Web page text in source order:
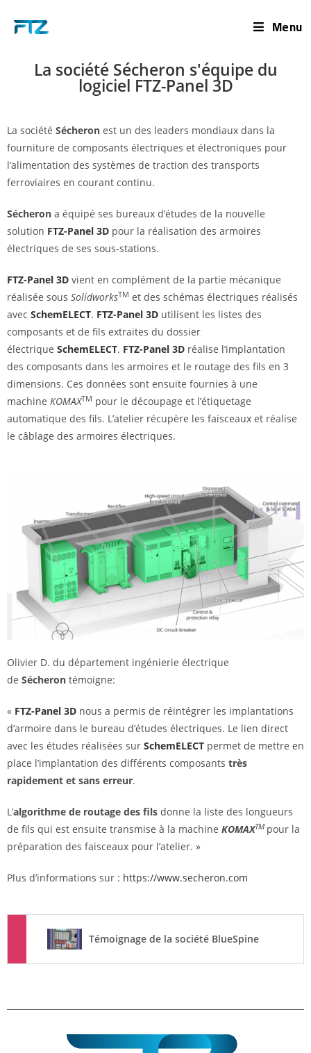
Menu
La société Sécheron s'équipe du
logiciel FTZ-Panel 3D
La société Sécheron est un des leaders mondiaux dans la
fourniture de composants électriques et électroniques pour
l’alimentation des systèmes de traction des transports
ferroviaires en courant continu.
Sécheron a équipé ses bureaux d’études de la nouvelle
solution FTZ-Panel 3D pour la réalisation des armoires
électriques de ses sous-stations.
FTZ-Panel 3D vient en complément de la partie mécanique
réalisée sous SolidworksTM et des schémas électriques réalisés
avec SchemELECT. FTZ-Panel 3D utilisent les listes des
composants et de fils extraites du dossier
électrique SchemELECT. FTZ-Panel 3D réalise l’implantation
des composants dans les armoires et le routage des fils en 3
dimensions. Ces données sont ensuite fournies à une
machine KOMAXTM pour le découpage et l’étiquetage
automatique des fils. L’atelier récupère les faisceaux et réalise
le câblage des armoires électriques.
Olivier D. du département ingénierie électrique
de Sécheron témoigne:
« FTZ-Panel 3D nous a permis de réintégrer les implantations
d’armoire dans le bureau d’études électriques. Le lien direct
avec les études réalisées sur SchemELECT permet de mettre en
place l’implantation des différents composants très
rapidement et sans erreur.
L’algorithme de routage des fils donne la liste des longueurs
de fils qui est ensuite transmise à la machine KOMAXTM pour la
préparation des faisceaux pour l’atelier. »
Plus d’informations sur : https://www.secheron.com
Témoignage de la société BlueSpine